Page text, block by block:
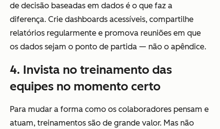
de decisão baseadas em dados é o que faz a
diferença. Crie dashboards acessíveis, compartilhe
relatórios regularmente e promova reuniões em que
os dados sejam o ponto de partida — não o apêndice.
4. Invista no treinamento das
equipes no momento certo
Para mudar a forma como os colaboradores pensam e
atuam, treinamentos são de grande valor. Mas não